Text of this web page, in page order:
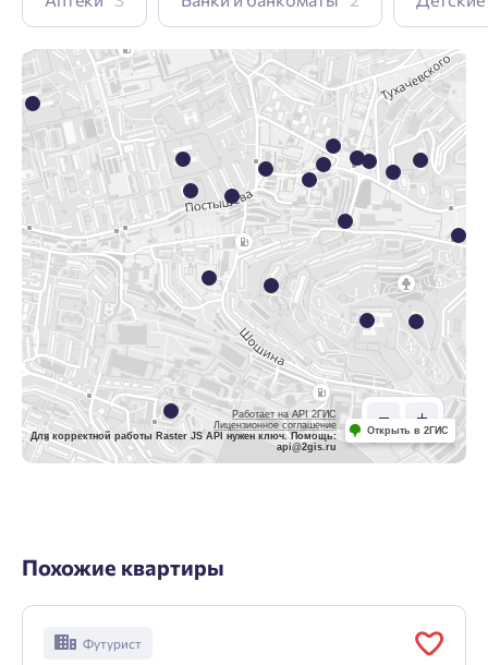
Работает на API 2ГИС
Лицензионное соглашение
Для корректной работы Raster JS API нужен ключ. Помощь:
api@2gis.ru
Открыть в 2ГИС
Похожие квартиры
Футурист